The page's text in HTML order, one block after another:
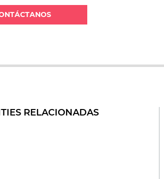
RELACIONADAS